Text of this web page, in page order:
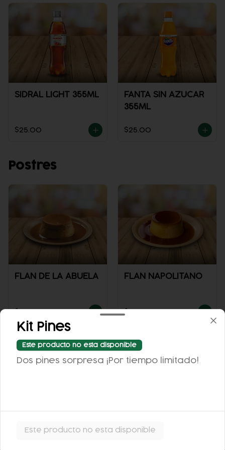
SIDRAL LIGHT 355ML
$25.00
FANTA SIN AZUCAR
355ML
$25.00
Postres
FLAN DE LA ABUELA
$63.00
FLAN NAPOLITANO
$62.00
ARROZ CON LECHE
Kit Pines
Este producto no esta disponible
Dos pines sorpresa ¡Por tiempo limitado!
Este producto no esta disponible